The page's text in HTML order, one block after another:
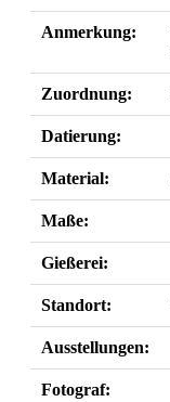
Anmerkung:
Zuordnung:
Datierung:
Material:
Maße:
Gießerei:
Standort:
Ausstellungen:
Fotograf: